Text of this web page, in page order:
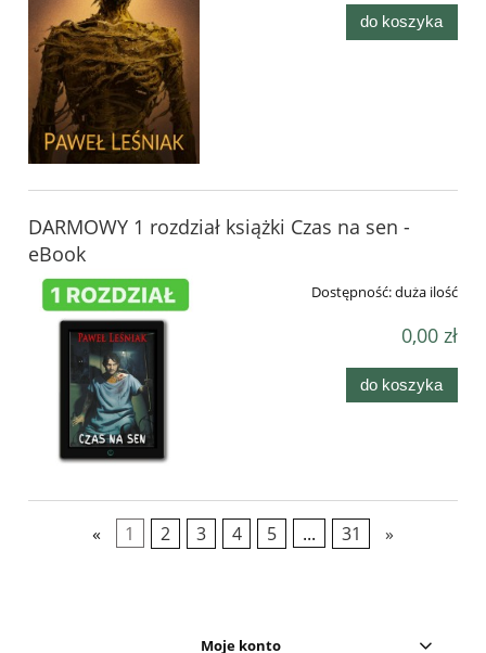
do koszyka
DARMOWY 1 rozdział książki Czas na sen -
eBook
Dostępność:duża ilość
0,00 zł
do koszyka
« 1 2 3 4 5 ... 31 »
Moje konto